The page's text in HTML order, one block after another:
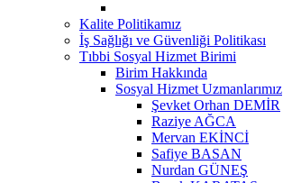
Kalite Politikamız
İş Sağlığı ve Güvenliği Politikası
Tıbbi Sosyal Hizmet Birimi
Birim Hakkında
Sosyal Hizmet Uzmanlarımız
Şevket Orhan DEMİR
Raziye AĞCA
Mervan EKİNCİ
Safiye BASAN
Nurdan GÜNEŞ